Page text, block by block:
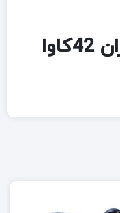
دیزل ژنراتور موتورسازان 42کاوا